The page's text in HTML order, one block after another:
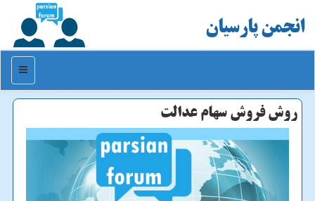
انجمن پارسیان
منو
روش فروش سهام عدالت